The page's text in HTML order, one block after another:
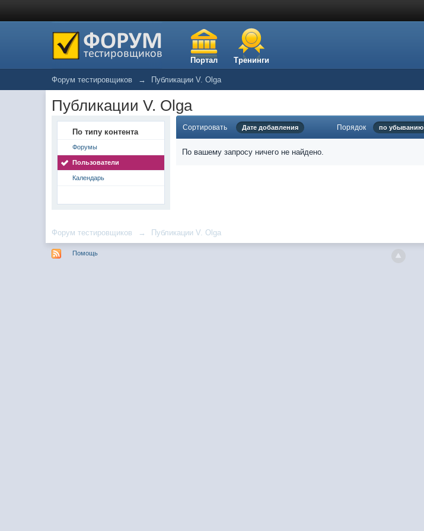
Портал Тренинги
Форум тестировщиков → Публикации V. Olga
Публикации V. Olga
По типу контента
Форумы
Пользователи
Календарь
Сортировать Дате добавления Порядок по убыванию
По вашему запросу ничего не найдено.
Форум тестировщиков → Публикации V. Olga
Помощь